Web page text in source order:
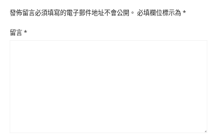
發佈留言必須填寫的電子郵件地址不會公開。 必填欄位標示為*
留言*